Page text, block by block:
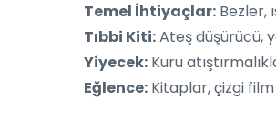
Temel İhtiyaçlar: Bezler,
Tıbbi Kiti:Ateş düşürücü,
Yiyecek: Kuru
Eğlence: Kitaplar, çizgi